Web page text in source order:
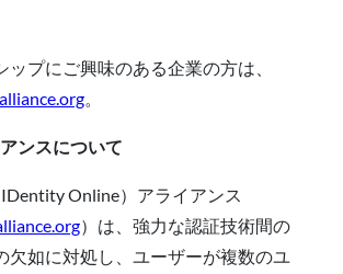
ップにご興味のある企業の方は、
。
ンスについて
Online）アライアンス
）は、強力な認証技術間の
欠如に対処し、ユーザーが複数のユ